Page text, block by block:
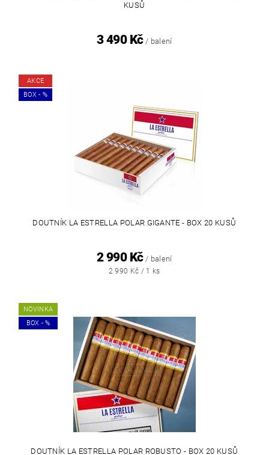
KUSŮ
3 490 Kč / balení
AKCE
BOX - %
DOUTNÍK LA ESTRELLA POLAR GIGANTE - BOX 20 KUSŮ
2 990 Kč / balení
2 990 Kč / 1 ks
NOVINKA
BOX - %
DOUTNÍK LA ESTRELLA POLAR ROBUSTO - BOX 20 KUSŮ